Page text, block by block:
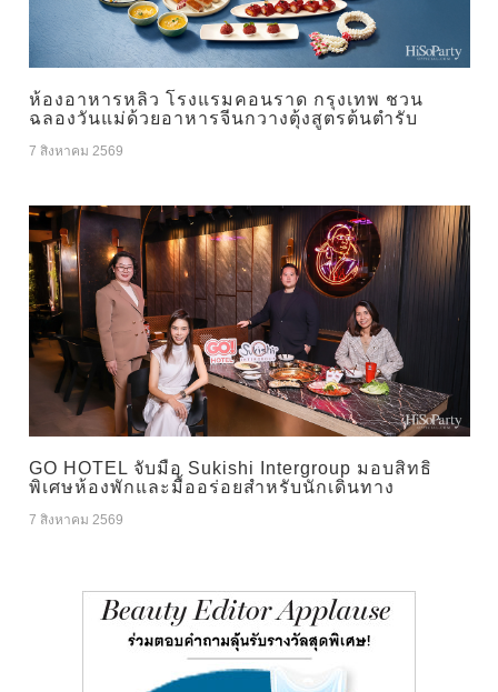
ห้องอาหารหลิว โรงแรมคอนราด กรุงเทพ ชวน
ฉลองวันแม่ด้วยอาหารจีนกวางตุ้งสูตรต้นตำรับ
7 สิงหาคม 2569
GO HOTEL จับมือ Sukishi Intergroup มอบสิทธิ
พิเศษห้องพักและมื้ออร่อยสำหรับนักเดินทาง
7 สิงหาคม 2569